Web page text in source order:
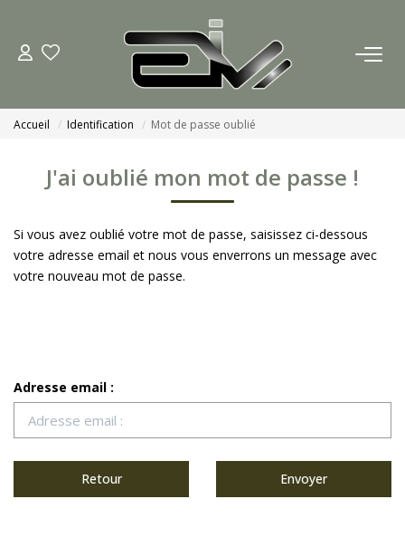
ACCUEIL
Nous Rejoindre
ACHETER
Accueil Identification Mot de passe oublié
J'ai oublié mon mot de passe !
Si vous avez oublié votre mot de passe, saisissez ci-dessous
votre adresse email et nous vous enverrons un message avec
votre nouveau mot de passe.
Adresse email :
Retour Envoyer